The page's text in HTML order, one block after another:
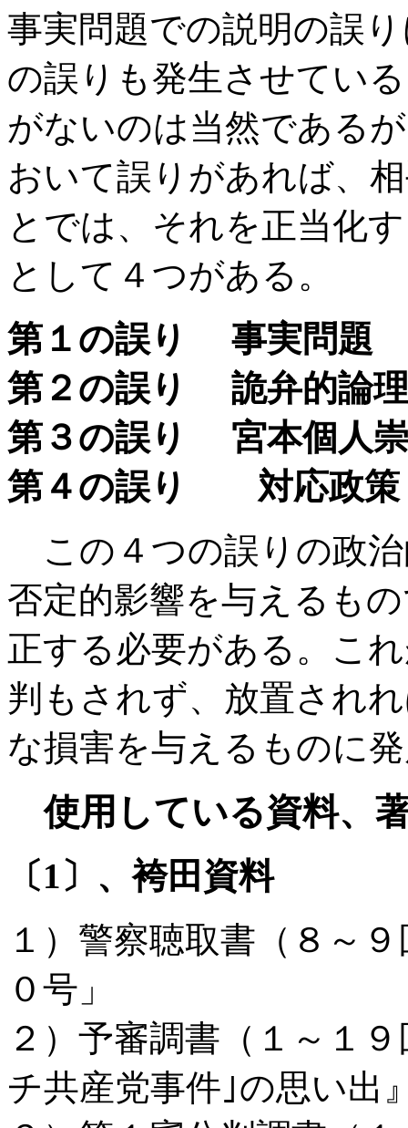
事実問題での説明の誤
の誤りも発生させてい
がないのは当然である
おいて誤りがあれば、
とでは、それを正当化
として４つがある。
第１の誤り 事実問題
第２の誤り 詭弁的論
第３の誤り 宮本個人
第４の誤り 対応政策
この４つの誤りの政
否定的影響を与えるも
正する必要がある。こ
判もされず、放置され
な損害を与えるものに
使用している資料、
〔 1 〕、袴田資料
１）警察聴取書（８～
０号」
２）予審調書（１～１
チ共産党事件｣の思い出